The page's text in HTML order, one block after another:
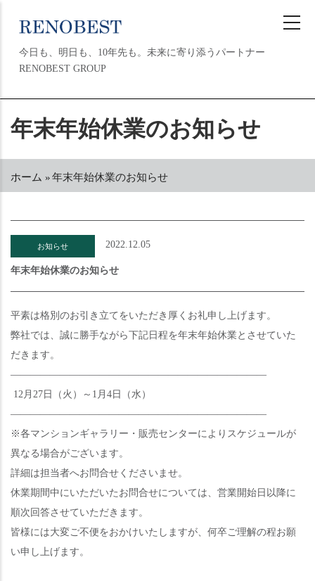
今日も、明日も、10年先も。未来に寄り添うパートナー
RENOBEST GROUP
MAIN
NAVIGATION
年末年始休業のお知らせ
パ
く
ず
ホーム »年末年始休業のお知らせ
お知らせ 2022.12.05
年末年始休業のお知らせ
平素は格別のお引き立てをいただき厚くお礼申し上げます。
弊社では、誠に勝手ながら下記日程を年末年始休業とさせていた
だきます。
――――――――――――――――――――――――――
12月27日
（火）～1月4日（水）
――――――――――――――――――――――――――
※各マンションギャラリー・販売センターによりスケジュールが
異なる場合がございます。
詳細は担当者へお問合せくださいませ。
休業期間中にいただいたお問合せについては、営業開始日以降に
順次回答させていただきます。
皆様には大変ご不便をおかけいたしますが、何卒ご理解の程お願
い申し上げます。